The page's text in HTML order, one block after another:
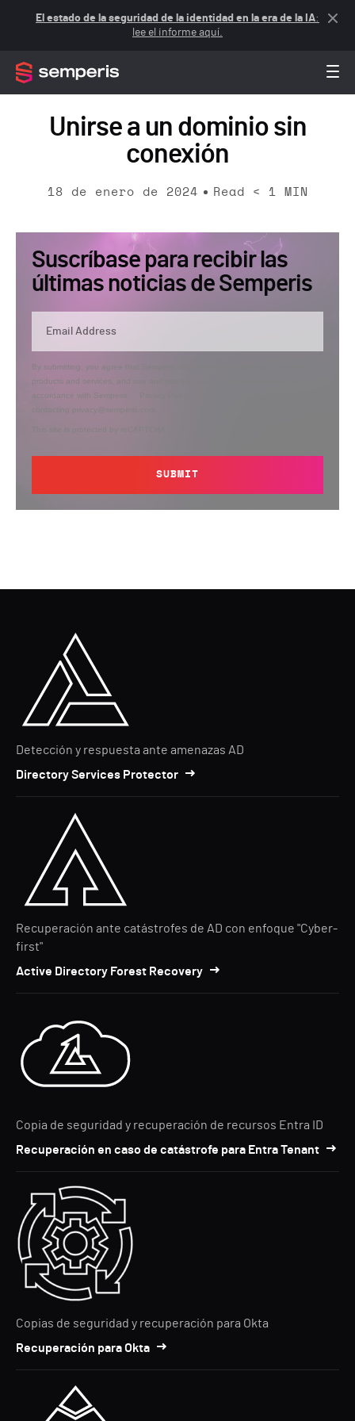
El estado de la seguridad de la identidad en la era de la IA:
lee el informe aquí.
Unirse a un dominio sin
conexión
18 de enero de 2024 Read < 1 MIN
Suscríbase para recibir las
últimas noticias de Semperis
By submitting, you agree that Semperis may send you information regarding its
products and services, and use and process your personal information in
accordance with Semperis’
contacting privacy@semperis.com.
This site is protected by reCAPTCHA.
SUBMIT
Detección y respuesta ante amenazas AD
Directory Services Protector
Recuperación ante catástrofes de AD con enfoque "Cyber-
first"
Active Directory Forest Recovery
Copia de seguridad y recuperación de recursos Entra ID
Recuperación en caso de catástrofe para Entra Tenant
Copias de seguridad y recuperación para Okta
Recuperación para Okta